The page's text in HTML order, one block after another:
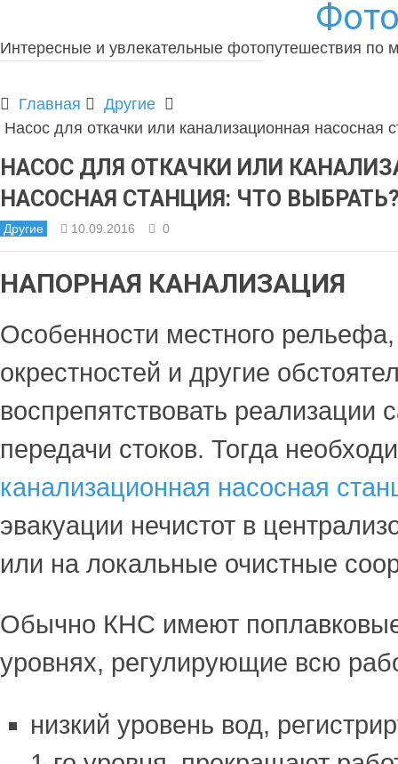
Интересные и увлекательные фотопутешествия по
Главная
Другие
Насос для откачки или канализационная насосная
НАСОС ДЛЯ ОТКАЧКИ ИЛИ
НАСОСНАЯ СТАНЦИЯ: ЧТО
Другие 10.09.2016 0
НАПОРНАЯ КАНАЛИЗАЦИЯ
Особенности местного рельефа,
окрестностей и другие
воспрепятствовать реализации
передачи стоков. Тогда
канализационная насосная
эвакуации нечистот в
или на локальные очистные
Обычно КНС имеют
уровнях, регулирующие всю
низкий уровень вод,